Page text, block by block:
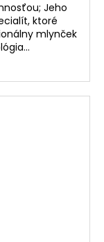
Jeho
ktoré
mlynček